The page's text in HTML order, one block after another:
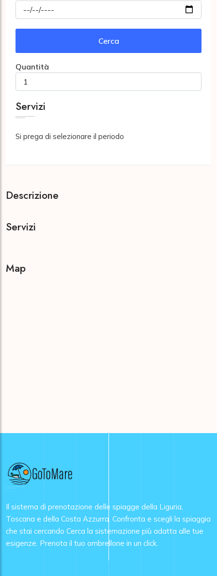
Cerca
Quantità
Servizi
Si prega di selezionare il periodo
Descrizione
Servizi
Map
Il sistema di prenotazione delle spiagge della Liguria,
Toscana e della Costa Azzurra. Confronta e scegli la spiaggia
che stai cercando Cerca la sistemazione più adatta alle tue
esigenze. Prenota il tuo ombrellone in un click.